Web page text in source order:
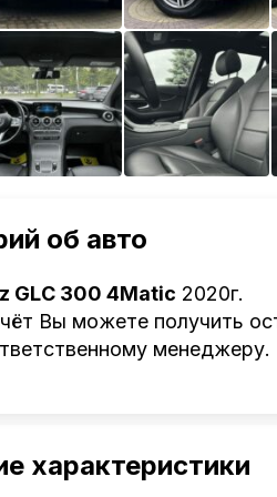
об авто
GLС 300 4Matic 2020г.
Вы можете получить
менеджеру.
полное
свое время и
характеристики